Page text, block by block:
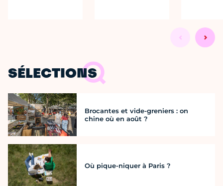
SÉLECTIONS
Brocantes et vide-greniers : on
chine où en août ?
Où pique-niquer à Paris ?